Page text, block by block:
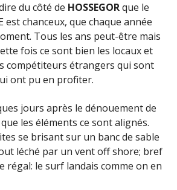
du côté de HOSSEGORque le
est chanceux, que chaque année
Tous les ans peut-être mais
fois ce sont bien les locaux et
compétiteurs étrangers qui sont
ont pu en profiter.
jours après le dénouement de
les éléments ce sont alignés.
se brisant sur un banc de sable
léché par un vent off shore; bref
régal: le surf landais comme on en